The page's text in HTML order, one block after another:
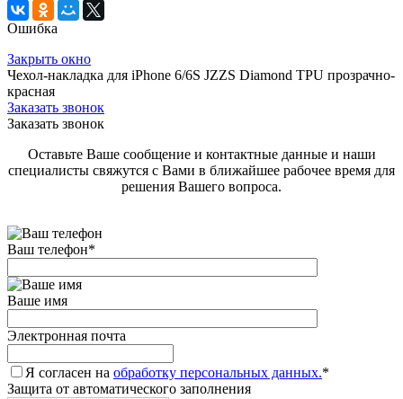
Ошибка
Закрыть окно
Чехол-накладка для iPhone 6/6S JZZS Diamond TPU прозрачно-
красная
Заказать звонок
Заказать звонок
Оставьте Ваше сообщение и контактные данные и наши
специалисты свяжутся с Вами в ближайшее рабочее время для
решения Вашего вопроса.
Ваш телефон*
Ваше имя
Электронная почта
Я согласен на обработку персональных данных.*
Защита от автоматического заполнения